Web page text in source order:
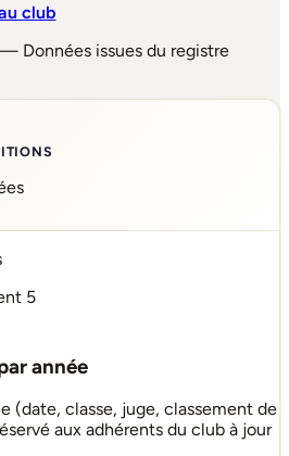
club
Données issues du registre
5
année
(date, classe, juge, classement de
aux adhérents du club à jour